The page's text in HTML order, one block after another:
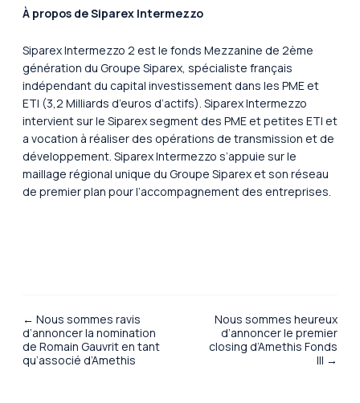
À propos de Siparex Intermezzo
Siparex Intermezzo 2 est le fonds Mezzanine de 2ème
génération du Groupe Siparex, spécialiste français
indépendant du capital investissement dans les PME et
ETI (3,2 Milliards d’euros d’actifs). Siparex Intermezzo
intervient sur le Siparex segment des PME et petites ETI et
a vocation à réaliser des opérations de transmission et de
développement. Siparex Intermezzo s’appuie sur le
maillage régional unique du Groupe Siparex et son réseau
de premier plan pour l’accompagnement des entreprises.
← Nous sommes ravis
d’annoncer la nomination
de Romain Gauvrit en tant
qu’associé d’Amethis
Nous sommes heureux
d’annoncer le premier
closing d’Amethis Fonds
III →